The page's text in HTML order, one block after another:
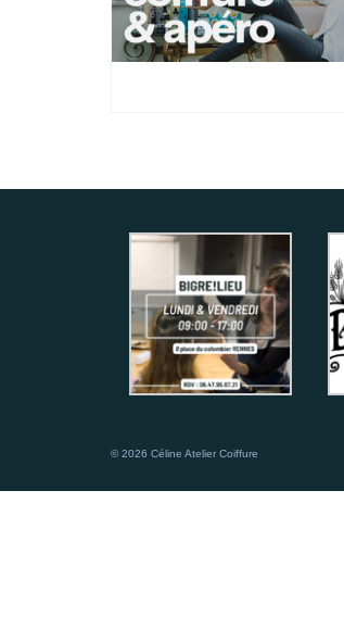
© 2026 Céline Atelier Coiffure